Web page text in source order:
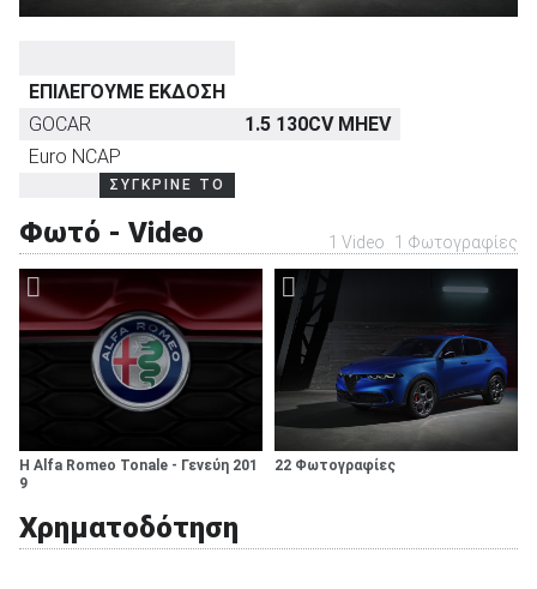
Επιχειρήσεις
ΑΝΑΖΗΤΗΣΗ
ΕΠΙΛΕΓΟΥΜΕ ΕΚΔΟΣΗ
GOCAR
1.5 130CV MHEV
Euro NCAP
ΣΥΓΚΡΙΝΕ ΤΟ
Φωτό - Video 1 Φωτογραφίες
1 Video
Η Alfa Romeo Tonale - Γενεύη 201
9
22 Φωτογραφίες
Χρηματοδότηση